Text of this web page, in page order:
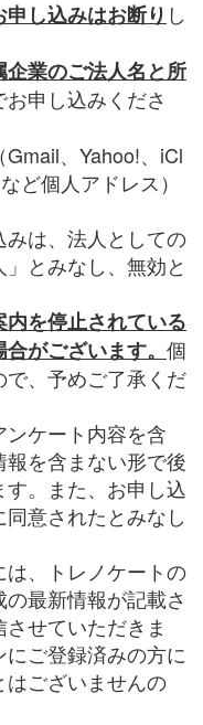
し込みはお断り し
企業のご法人名と所
お申し込みくださ
Gmail、 Yahoo!、 iCl
ど個人アドレス）
みは、法人としての
とみなし、無効と
を停止されている
がございます。 個
、予めご了承くだ
ケート内容を含
を含まない形で後
。また、お申し込
意されたとみなし
、トレノケートの
最新情報が記載さ
せていただきま
ご登録済みの方に
ございませんの